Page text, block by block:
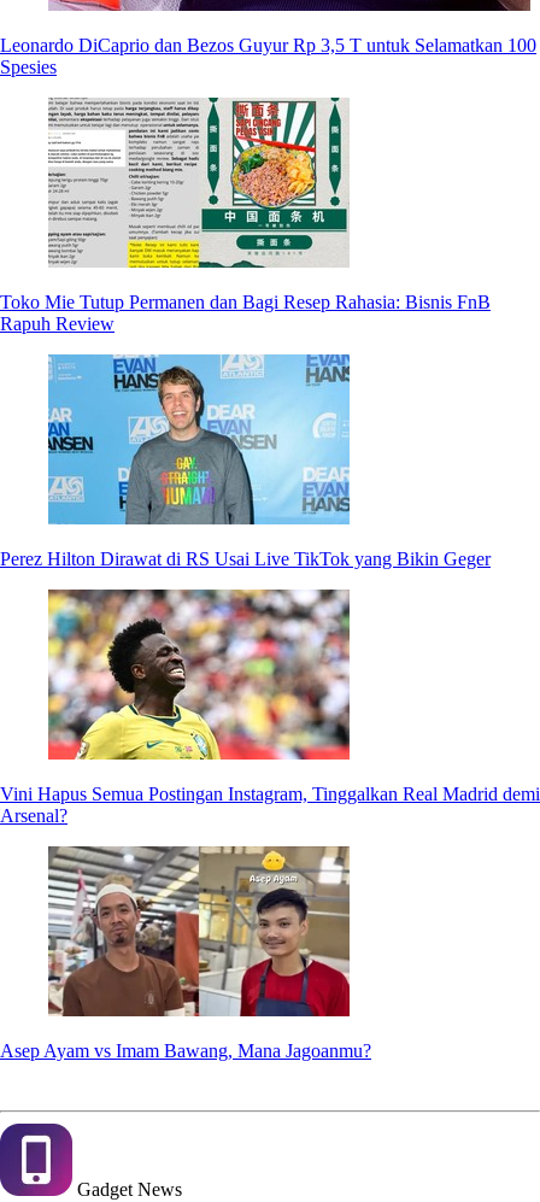
Leonardo DiCaprio dan Bezos Guyur Rp 3,5 T untuk Selamatkan 100
Spesies
Toko Mie Tutup Permanen dan Bagi Resep Rahasia: Bisnis FnB
Rapuh Review
Perez Hilton Dirawat di RS Usai Live TikTok yang Bikin Geger
Vini Hapus Semua Postingan Instagram, Tinggalkan Real Madrid demi
Arsenal?
Asep Ayam vs Imam Bawang, Mana Jagoanmu?
Gadget News